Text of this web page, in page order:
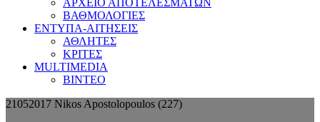
ΑΡΧΕΙΟ ΑΠΟΤΕΛΕΣΜΑΤΩΝ
ΒΑΘΜΟΛΟΓΙΕΣ
ΕΝΤΥΠΑ-ΑΙΤΗΣΕΙΣ
ΑΘΛΗΤΕΣ
ΚΡΙΤΕΣ
MULTIMEDIA
ΒΙΝΤΕΟ
21052017 Nikos Apostolopoulos (227)